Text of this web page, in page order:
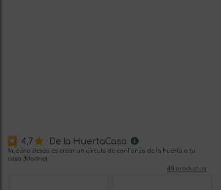
4,7 De la HuertaCasa
Nuestro deseo es crear un círculo de confianza de la huerta a tu
casa (Madrid)
48 productos